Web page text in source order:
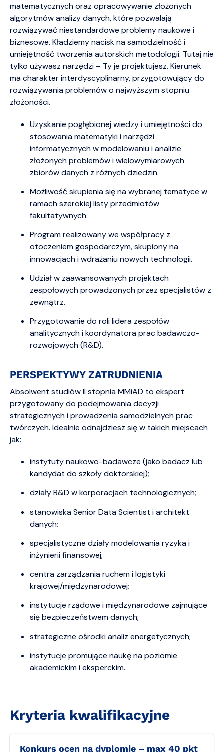
matematycznych oraz opracowywanie złożonych
algorytmów analizy danych, które pozwalają
rozwiązywać niestandardowe problemy naukowe i
biznesowe. Kładziemy nacisk na samodzielność i
umiejętność tworzenia autorskich metodologii. Tutaj nie
tylko używasz narzędzi – Ty je projektujesz. Kierunek
ma charakter interdyscyplinarny, przygotowujący do
rozwiązywania problemów o najwyższym stopniu
złożoności.
Uzyskanie pogłębionej wiedzy i umiejętności do
stosowania matematyki i narzędzi
informatycznych w modelowaniu i analizie
złożonych problemów i wielowymiarowych
zbiorów danych z różnych dziedzin.
Możliwość skupienia się na wybranej tematyce w
ramach szerokiej listy przedmiotów
fakultatywnych.
Program realizowany we współpracy z
otoczeniem gospodarczym, skupiony na
innowacjach i wdrażaniu nowych technologii.
Udział w zaawansowanych projektach
zespołowych prowadzonych przez specjalistów z
zewnątrz.
Przygotowanie do roli lidera zespołów
analitycznych i koordynatora prac badawczo-
rozwojowych (R&D).
PERSPEKTYWY ZATRUDNIENIA
Absolwent studiów II stopnia MMiAD to ekspert
przygotowany do podejmowania decyzji
strategicznych i prowadzenia samodzielnych prac
twórczych. Idealnie odnajdziesz się w takich miejscach
jak:
instytuty naukowo-badawcze (jako badacz lub
kandydat do szkoły doktorskiej);
działy R&D w korporacjach technologicznych;
stanowiska Senior Data Scientist i architekt
danych;
specjalistyczne działy modelowania ryzyka i
inżynierii finansowej;
centra zarządzania ruchem i logistyki
krajowej/międzynarodowej;
instytucje rządowe i międzynarodowe zajmujące
się bezpieczeństwem danych;
strategiczne ośrodki analiz energetycznych;
instytucje promujące naukę na poziomie
akademickim i eksperckim.
Kryteria kwalifikacyjne
Konkurs ocen na dyplomie – max 40 pkt